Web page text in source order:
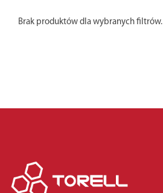
Brak produktów dla wybranych filtrów.